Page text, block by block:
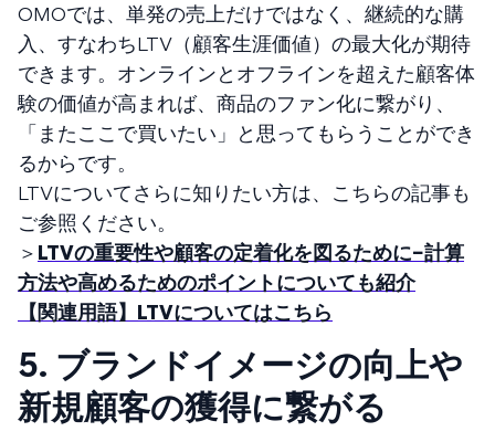
OMOでは、単発の売上だけではなく、継続的な購
入、すなわちLTV（顧客生涯価値）の最大化が期待
できます。オンラインとオフラインを超えた顧客体
験の価値が高まれば、商品のファン化に繋がり、
「またここで買いたい」と思ってもらうことができ
るからです。
LTVについてさらに知りたい方は、こちらの記事も
ご参照ください。
＞ LTVの重要性や顧客の定着化を図るために−計算
方法や高めるためのポイントについても紹介
【関連用語】LTVについてはこちら
5. ブランドイメージの向上や
新規顧客の獲得に繋がる